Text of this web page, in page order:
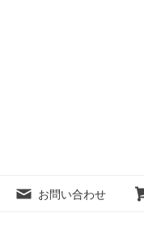
お問い合わせ